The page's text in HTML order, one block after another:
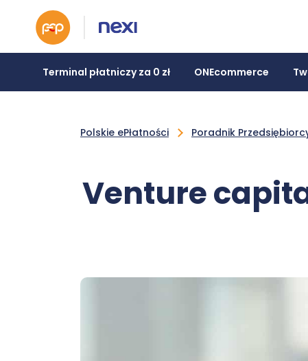
Terminal płatniczy za 0 zł ONEcommerce
Polskie ePłatności Poradnik
Venture